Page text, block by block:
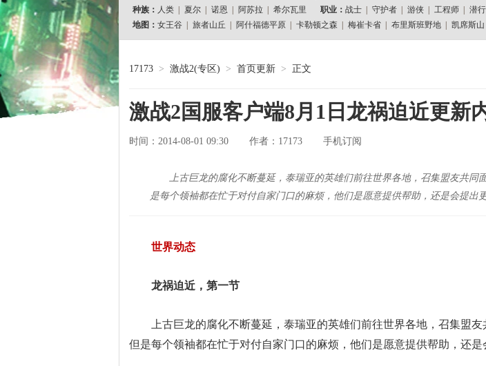
种族： 人类 夏尔 诺恩 阿苏拉 希尔瓦里 职业： 战士 守护者 游侠 工程师 潜
地图： 女王谷 旅者山丘 阿什福德平原 卡勒顿之森 梅崔卡省 布里斯班野地 凯席斯山
17173 > 激战2(专区) > 首页更新 > 正文
激战2国服客户端8月1日龙祸迫近更新
时间：2014-08-01 09:30 作者： 17173 手机订阅
上古巨龙的腐化不断蔓延，泰瑞亚的英雄们前往世界各地，召集盟友共同
是每个领袖都在忙于对付自家门口的麻烦，他们是愿意提供帮助，还是会提出
世界动态
龙祸迫近，第一节
上古巨龙的腐化不断蔓延，泰瑞亚的英雄们前往世界各地，召集盟友
但是每个领袖都在忙于对付自家门口的麻烦，他们是愿意提供帮助，还是